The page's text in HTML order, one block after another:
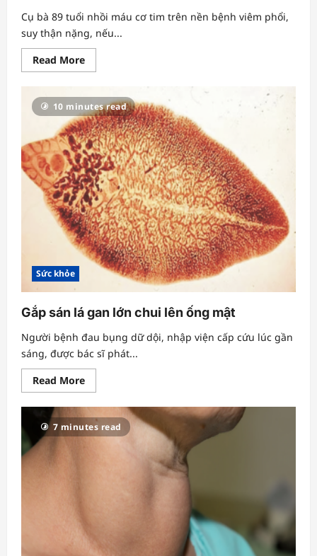
Cụ bà 89 tuổi nhồi máu cơ tim trên nền bệnh viêm phổi,
suy thận nặng, nếu...
Read MoreRead
more
4
stent
cho
cụ
bà
hẹp
nặng
ba
nhánh
mạch
vành
10 minutes read
Sức khỏe
Gắp sán lá gan lớn chui lên ống mật
Người bệnh đau bụng dữ dội, nhập viện cấp cứu lúc gần
sáng, được bác sĩ phát...
Read MoreRead
more
Gắp
sán
lá
gan
7 minutes read